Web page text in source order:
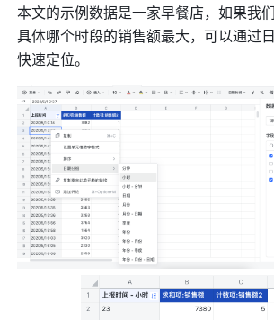
本文的示例数据是一家早餐店，如果我
具体哪个时段的销售额最大，可以通过
快速定位。